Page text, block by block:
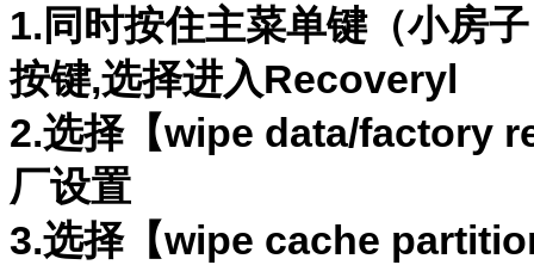
1.同时按住主菜单键（小房
按键,选择进入Recoveryl
2.选择【wipe data/factory
厂设置
3.选择【wipe cache